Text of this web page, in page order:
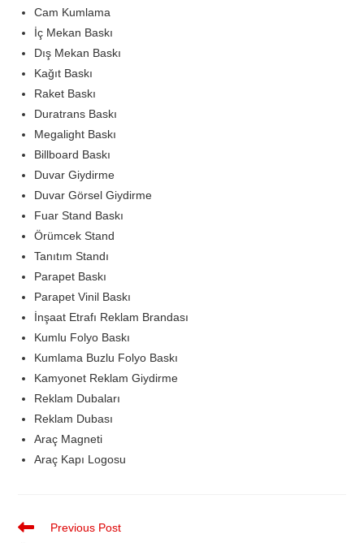
Cam Kumlama
İç Mekan Baskı
Dış Mekan Baskı
Kağıt Baskı
Raket Baskı
Duratrans Baskı
Megalight Baskı
Billboard Baskı
Duvar Giydirme
Duvar Görsel Giydirme
Fuar Stand Baskı
Örümcek Stand
Tanıtım Standı
Parapet Baskı
Parapet Vinil Baskı
İnşaat Etrafı Reklam Brandası
Kumlu Folyo Baskı
Kumlama Buzlu Folyo Baskı
Kamyonet Reklam Giydirme
Reklam Dubaları
Reklam Dubası
Araç Magneti
Araç Kapı Logosu
Previous Post